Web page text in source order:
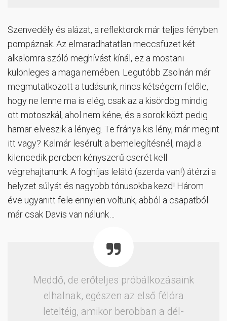
Szenvedély és alázat, a reflektorok már teljes fényben
pompáznak. Az elmaradhatatlan meccsfüzet két
alkalomra szóló meghívást kínál, ez a mostani
különleges a maga nemében. Legutóbb Zsolnán már
megmutatkozott a tudásunk, nincs kétségem felőle,
hogy ne lenne ma is elég, csak az a kisördög mindig
ott motoszkál, ahol nem kéne, és a sorok közt pedig
hamar elveszik a lényeg. Te fránya kis lény, már megint
itt vagy? Kalmár lesérült a bemelegítésnél, majd a
kilencedik percben kényszerű cserét kell
végrehajtanunk. A foghíjas lelátó (szerda van!) átérzi a
helyzet súlyát és nagyobb tónusokba kezd! Három
éve ugyanitt fele ennyien voltunk, abból a csapatból
már csak Davis van nálunk…
Meddő, de erőteljes próbálkozásaink
elhalnak, egészen az első félóra
leteltéig, amikor berobban a dél-